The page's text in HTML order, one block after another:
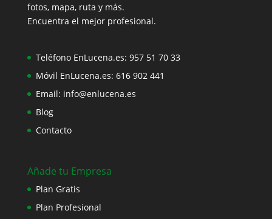
fotos, mapa, ruta y más.
Encuentra el mejor profesional.
Teléfono EnLucena.es: 957 51 70 33
Móvil EnLucena.es: 616 902 441
Email: info@enlucena.es
Blog
Contacto
Añade tu Empresa
Plan Gratis
Plan Profesional